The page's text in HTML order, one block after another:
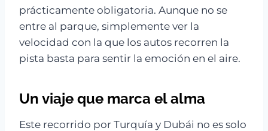
prácticamente obligatoria. Aunque no se
entre al parque, simplemente ver la
velocidad con la que los autos recorren la
pista basta para sentir la emoción en el aire.
Un viaje que marca el alma
Este recorrido por Turquía y Dubái no es solo